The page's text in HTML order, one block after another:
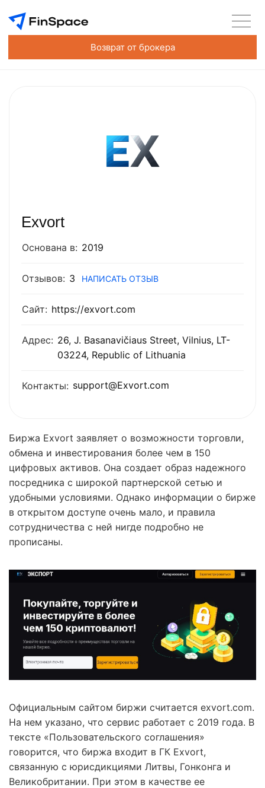
Возврат от брокера
Exvort
Основана в: 2019
Отзывов: 3 НАПИСАТЬ ОТЗЫВ
Сайт: https://exvort.com
Адрес: 26, J. Basanavičiaus Street, Vilnius, LT-
03224, Republic of Lithuania
Контакты: support@Exvort.com
Биржа Exvort заявляет о возможности торговли,
обмена и инвестирования более чем в 150
цифровых активов. Она создает образ надежного
посредника с широкой партнерской сетью и
удобными условиями. Однако информации о бирже
в открытом доступе очень мало, и правила
сотрудничества с ней нигде подробно не
прописаны.
Официальным сайтом биржи считается exvort.com.
На нем указано, что сервис работает с 2019 года. В
тексте «Пользовательского соглашения»
говорится, что биржа входит в ГК Exvort,
связанную с юрисдикциями Литвы, Гонконга и
Великобритании. При этом в качестве ее